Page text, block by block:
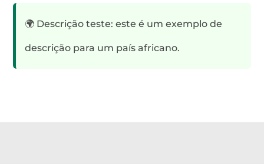
🌍 Descrição teste: este é um exemplo de
descrição para um país africano.